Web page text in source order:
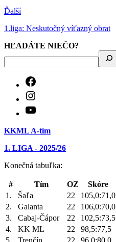
Ďalší
1.liga: Neskutočný víťazný obrat
HĽADÁTE NIEČO?
KKML A-tím
1. LIGA - 2025/26
Konečná tabuľka:
# Tím OZ Skóre
1.
Šaľa 22 105,0:71,0
2.
Galanta 22 106,0:70,0
3.
Cabaj-Čápor 22 102,5:73,5
4.
KK ML 22 98,5:77,5